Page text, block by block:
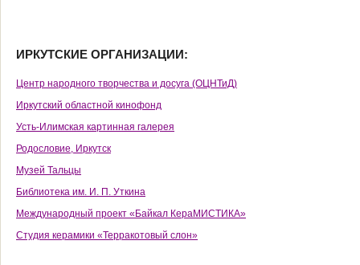
ИРКУТСКИЕ ОРГАНИЗАЦИИ:
Центр народного творчества и досуга (ОЦНТиД)
Иркутский областной кинофонд
Усть-Илимская картинная галерея
Родословие, Иркутск
Музей Тальцы
Библиотека им. И. П. Уткина
Международный проект «Байкал КераМИСТИКА»
Студия керамики «Терракотовый слон»